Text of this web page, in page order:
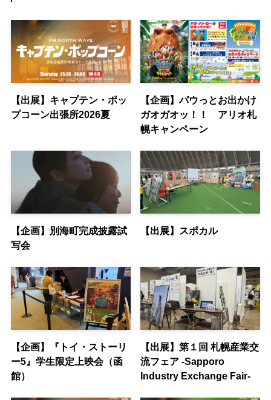
【出展】キャプテン・ポッ
プコーン出張所2026夏
【企画】パウっとお出かけ
ガオガオッ！！ アリオ札
幌キャンペーン
【企画】別海町完成披露試
写会
【出展】スポカル
【企画】『トイ・ストーリ
ー5』学生限定上映会（函
館）
【出展】第１回 札幌産業交
流フェア -Sapporo
Industry Exchange Fair-